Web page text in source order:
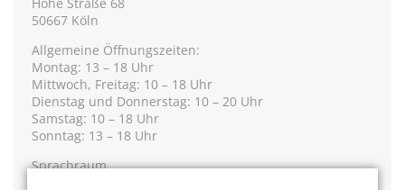
50667 Köln
Allgemeine Öffnungszeiten:
Montag: 13 – 18 Uhr
Mittwoch, Freitag: 10 – 18 Uhr
Dienstag und Donnerstag: 10 – 20 Uhr
Samstag: 10 – 18 Uhr
Sonntag: 13 – 18 Uhr
Sprachraum